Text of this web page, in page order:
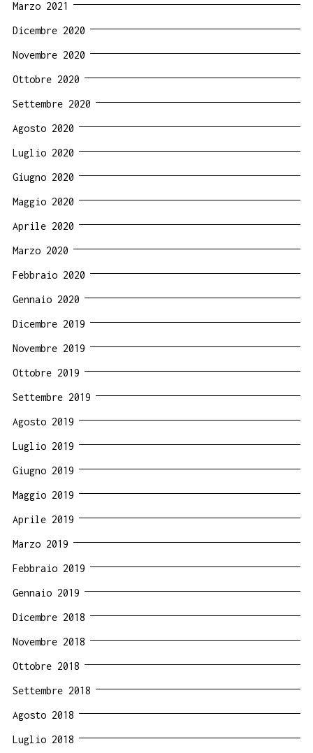
Marzo 2021
Dicembre 2020
Novembre 2020
Ottobre 2020
Settembre 2020
Agosto 2020
Luglio 2020
Giugno 2020
Maggio 2020
Aprile 2020
Marzo 2020
Febbraio 2020
Gennaio 2020
Dicembre 2019
Novembre 2019
Ottobre 2019
Settembre 2019
Agosto 2019
Luglio 2019
Giugno 2019
Maggio 2019
Aprile 2019
Marzo 2019
Febbraio 2019
Gennaio 2019
Dicembre 2018
Novembre 2018
Ottobre 2018
Settembre 2018
Agosto 2018
Luglio 2018